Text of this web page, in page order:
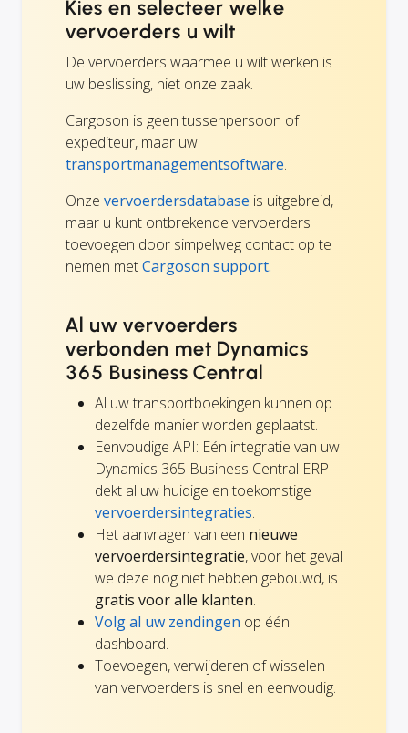
Kies en selecteer welke
vervoerders u wilt
De vervoerders waarmee u wilt werken is
uw beslissing, niet onze zaak.
Cargoson is geen tussenpersoon of
expediteur, maar uw
transportmanagementsoftware.
Onze vervoerdersdatabase is uitgebreid,
maar u kunt ontbrekende vervoerders
toevoegen door simpelweg contact op te
nemen metCargoson support.
Al uw vervoerders
verbonden met Dynamics
365 Business Central
Al uw transportboekingen kunnen op
dezelfde manier worden geplaatst.
Eenvoudige API: Eén integratie van uw
Dynamics 365 Business Central ERP
dekt al uw huidige en toekomstige
vervoerdersintegraties.
Het aanvragen van een nieuwe
vervoerdersintegratie, voor het geval
we deze nog niet hebben gebouwd, is
gratis voor alle klanten.
Volg al uw zendingen op één
dashboard.
Toevoegen, verwijderen of wisselen
van vervoerders is snel en eenvoudig.